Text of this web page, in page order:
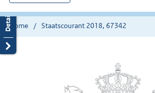
hier:
Home Staatscourant 2018, 67342